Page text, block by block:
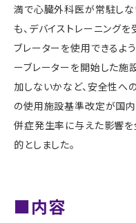
満で心臓外科医が常駐しな
も、デバイストレーニング
ブレーターを使用できるよ
ーブレーターを開始した
加しないかなど、安全性へ
の使用施設基準改定が国
併症発生率に与えた影響
的としました。
■内容